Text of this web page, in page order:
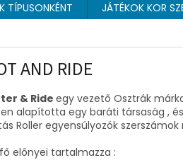
TÍPUSONKÉNT JÁTÉKOK KOR
AND RIDE
& Rideegy vezető Osztrák
alapította egy baráti társaság ,
Roller egyensúlyozók szerszámok
előnyei​ tartalmazza :